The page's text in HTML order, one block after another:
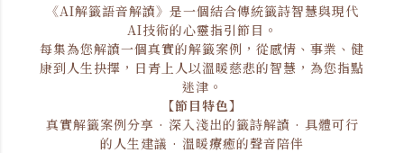
《AI解籤語音解讀》是一個結合傳統籤詩智慧與現代
AI技術的心靈指引節目。
每集為您解讀一個真實的解籤案例，從感情、事業、健
康到人生抉擇，日青上人以溫暖慈悲的智慧，為您指點
迷津。
【節目特色】
真實解籤案例分享 · 深入淺出的籤詩解讀 · 具體可行
的人生建議 · 溫暖療癒的聲音陪伴